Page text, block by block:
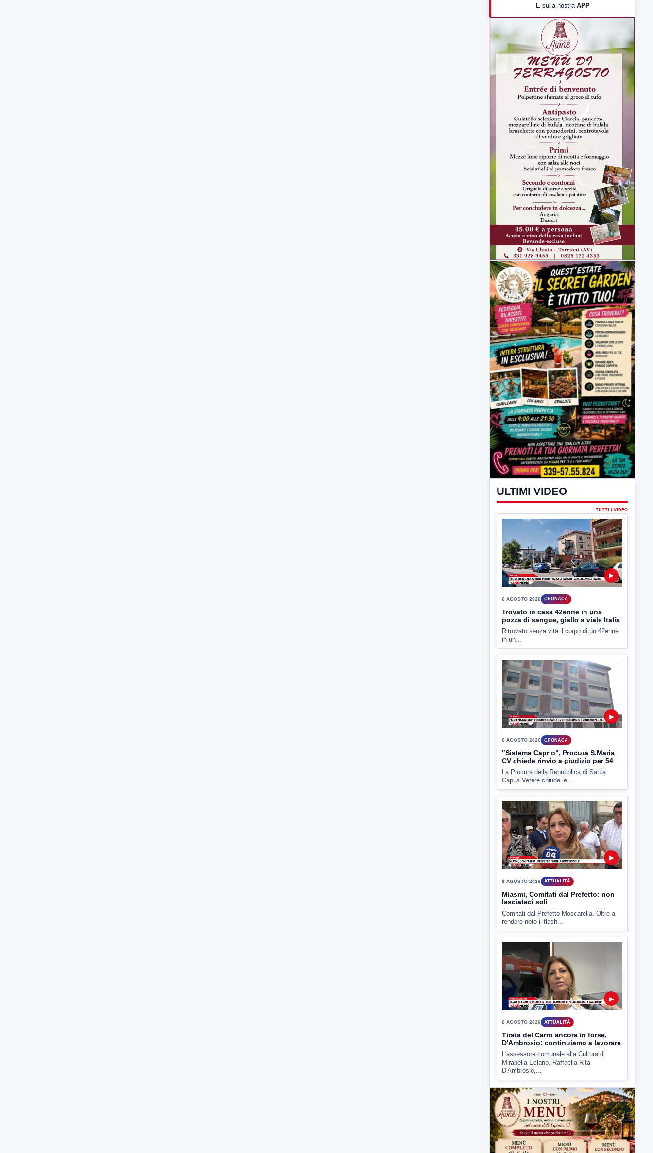
LabNews (replica)
E sulla nostra APP
ULTIMI VIDEO
▶
6 AGOSTO 2026 CRONACA
Trovato in casa 42enne in una
pozza di sangue, giallo a viale Italia
Ritrovato senza vita il corpo di un 42enne
in un...
▶
6 AGOSTO 2026 CRONACA
"Sistema Caprio", Procura S.Maria
La Procura della Repubblica di Santa
Capua Vetere chiude le...
▶
6 AGOSTO 2026 ATTUALITÀ
Miasmi, Comitati dal Prefetto: non
Comitati dal Prefetto Moscarella. Oltre a
rendere noto il flash...
▶
6 AGOSTO 2026 ATTUALITÀ
Tirata del Carro ancora in forse,
L'assessore comunale alla Cultura di
Mirabella Eclano, Raffaella Rita
D'Ambrosio,...